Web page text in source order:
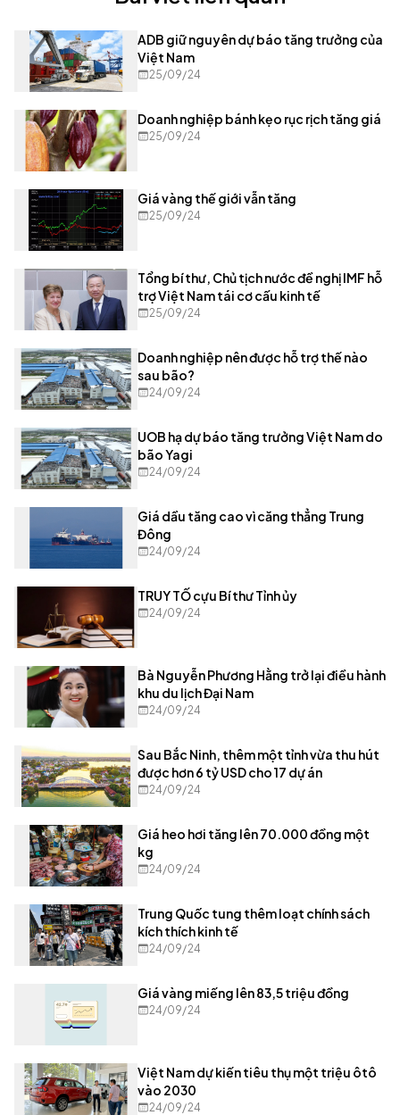
ADB giữ nguyên dự báo tăng trưởng của
Việt Nam
25/09/24
Doanh nghiệp bánh kẹo rục rịch tăng giá
25/09/24
Giá vàng thế giới vẫn tăng
25/09/24
Tổng bí thư, Chủ tịch nước đề nghị IMF hỗ
trợ Việt Nam tái cơ cấu kinh tế
25/09/24
Doanh nghiệp nên được hỗ trợ thế nào
sau bão?
24/09/24
UOB hạ dự báo tăng trưởng Việt Nam do
bão Yagi
24/09/24
Giá dầu tăng cao vì căng thẳng Trung
Đông
24/09/24
TRUY TỐ cựu Bí thư Tỉnh ủy
24/09/24
Bà Nguyễn Phương Hằng trở lại điều hành
khu du lịch Đại Nam
24/09/24
Sau Bắc Ninh, thêm một tỉnh vừa thu hút
được hơn 6 tỷ USD cho 17 dự án
24/09/24
Giá heo hơi tăng lên 70.000 đồng một
kg
24/09/24
Trung Quốc tung thêm loạt chính sách
kích thích kinh tế
24/09/24
Giá vàng miếng lên 83,5 triệu đồng
24/09/24
Việt Nam dự kiến tiêu thụ một triệu ôtô
vào 2030
24/09/24